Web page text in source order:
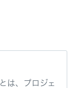
は、プロジェ